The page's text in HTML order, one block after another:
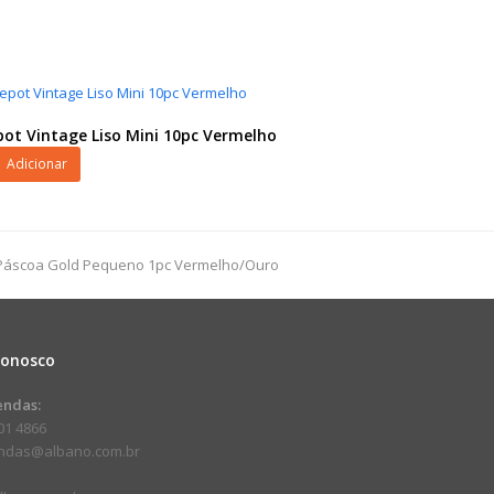
Vintage Liso Mini 10pc Vermelho
Adicionar
Gold Pequeno 1pc Vermelho/Ouro
4866